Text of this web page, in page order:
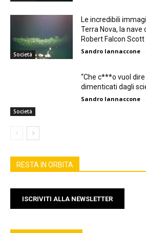
Società
Le incredibili
Terra Nova, la
Robert Falcon Scott
Sandro Iannaccone -
Società
“Che c***o vuol
dimenticati dagli
Sandro Iannaccone -
RESTA IN ORBITA
ISCRIVITI ALLA NEWSLETTER